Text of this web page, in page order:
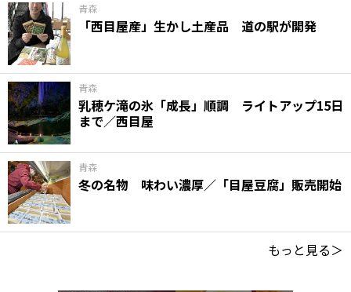
青森
「西目屋産」生かし土産品 道の駅が開発
青森
乳穂ケ滝の氷「成長」順調 ライトアップ15日
まで／西目屋
青森
冬の名物 味わい濃厚／「目屋豆腐」販売開始
もっと見る＞